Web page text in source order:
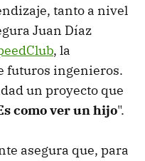
tanto a nivel
Juan Díaz
, la
futuros ingenieros.
un proyecto que
como ver un hijo".
asegura que, para